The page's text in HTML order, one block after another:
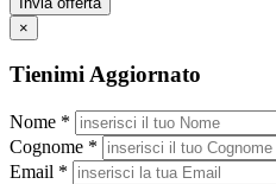
×
Tienimi Aggiornato
Nome *
Cognome *
Email *